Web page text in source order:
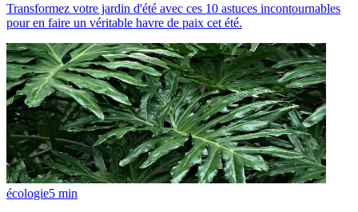
Transformez votre jardin d'été avec ces 10 astuces incontournables
pour en faire un véritable havre de paix cet été.
écologie5 min